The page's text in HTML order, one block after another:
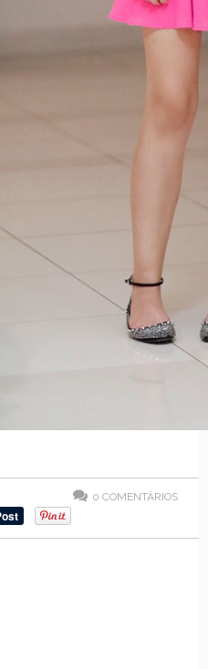
0 COMENTÁRIOS